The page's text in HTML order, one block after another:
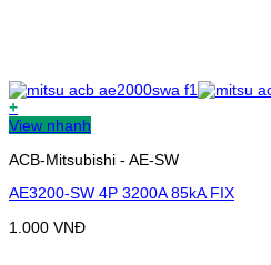
+
View nhanh
ACB-Mitsubishi - AE-SW
AE3200-SW 4P 3200A 85kA FIX
1.000 VNĐ